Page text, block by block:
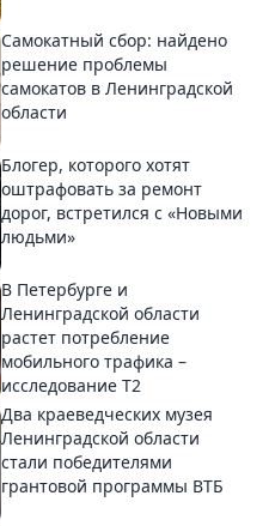
Самокатный сбор: найдено
решение проблемы
самокатов в Ленинградской
области
Блогер, которого хотят
оштрафовать за ремонт
дорог, встретился с «Новыми
людьми»
В Петербурге и
Ленинградской области
растет потребление
мобильного трафика –
исследование T2
Два краеведческих музея
Ленинградской области
стали победителями
грантовой программы ВТБ